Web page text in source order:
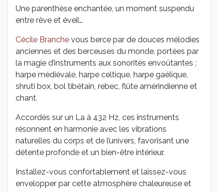
Une parenthèse enchantée, un moment suspendu
entre rêve et éveil…
Cécile Branche vous berce par de douces mélodies
anciennes et des berceuses du monde, portées par
la magie d’instruments aux sonorités envoûtantes :
harpe médiévale, harpe celtique, harpe gaélique,
shruti box, bol tibétain, rebec, flûte amérindienne et
chant.
Accordés sur un La à 432 Hz, ces instruments
résonnent en harmonie avec les vibrations
naturelles du corps et de l’univers, favorisant une
détente profonde et un bien-être intérieur.
Installez-vous confortablement et laissez-vous
envelopper par cette atmosphère chaleureuse et